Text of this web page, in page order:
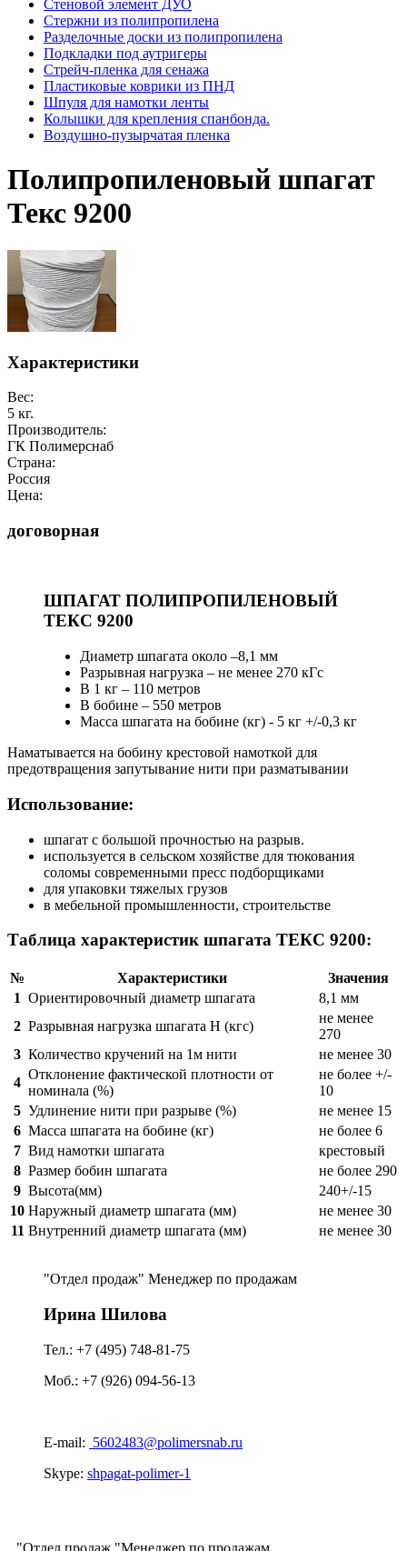
Стеновой элемент ДУО
Стержни из полипропилена
Разделочные доски из полипропилена
Подкладки под аутригеры
Cтрейч-пленка для сенажа
Пластиковые коврики из ПНД
Шпуля для намотки ленты
Колышки для крепления спанбонда.
Воздушно-пузырчатая пленка
Полипропиленовый шпагат
Текс 9200
Характеристики
Вес:
5 кг.
Производитель:
ГК Полимерснаб
Страна:
Россия
Цена:
договорная
ШПАГАТ ПОЛИПРОПИЛЕНОВЫЙ
ТЕКС 9200
Диаметр шпагата около –8,1 мм
Разрывная нагрузка – не менее 270 кГс
В 1 кг – 110 метров
В бобине – 550 метров
Масса шпагата на бобине (кг) - 5 кг +/-0,3 кг
Наматывается на бобину крестовой намоткой для
предотвращения запутывание нити при разматывании
Использование:
шпагат с большой прочностью на разрыв.
используется в сельском хозяйстве для тюкования
соломы современными пресс подборщиками
для упаковки тяжелых грузов
в мебельной промышленности, строительстве
Таблица характеристик шпагата ТЕКС 9200:
№ Характеристики
Значения
1 Ориентировочный диаметр шпагата
8,1 мм
2 Разрывная нагрузка шпагата Н (кгс)
не менее
270
3 Количество кручений на 1м нити
не менее 30
4
Отклонение фактической плотности от
номинала (%)
не более +/-
10
5 Удлинение нити при разрыве (%)
не менее 15
6 Масса шпагата на бобине (кг)
не более 6
7 Вид намотки шпагата
крестовый
8 Размер бобин шпагата
не более 290
9 Высота(мм)
240+/-15
10 Наружный диаметр шпагата (мм)
не менее 30
11 Внутренний диаметр шпагата (мм) не менее 30
Отдел продаж Менеджер по продажам
Ирина Шилова
Тел.: +7 (495) 748-81-75
Моб.: +7 (926) 094-56-13
E-mail: 5602483@polimersnab.ru
Skype: shpagat-polimer-1
Отдел продаж Менеджер по продажам